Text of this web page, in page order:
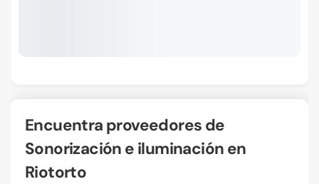
Encuentra proveedores de
Sonorización e iluminación en
Riotorto